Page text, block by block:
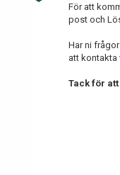
För att
post och
Har ni
att kontakta
Tack för